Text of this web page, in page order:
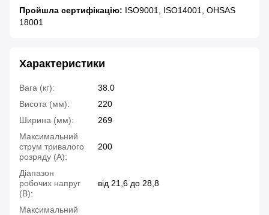
Пройшла сертифікацію: ISO9001, ISO14001, OHSAS
18001
Характеристики
Вага (кг):
38.0
Висота (мм):
220
Ширина (мм):
269
Максимальний
струм тривалого
розряду (А):
200
Діапазон
робочих напруг
(В):
від 21,6 до 28,8
Максимальний